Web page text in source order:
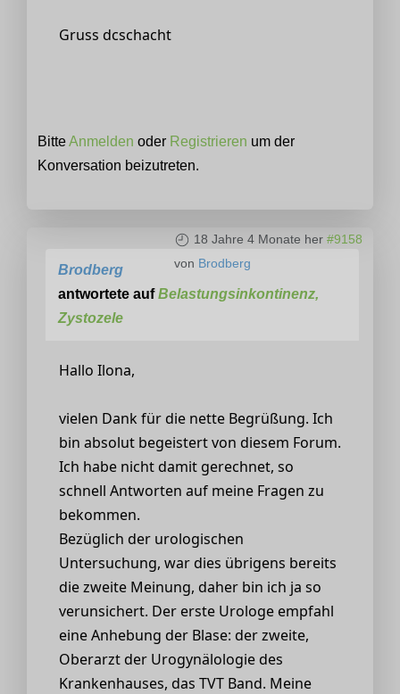
Gruss dcschacht
BitteAnmelden oder Registrieren um der
Konversation beizutreten.
18 Jahre 4 Monate her #9158
von Brodberg
Brodberg
antwortete aufBelastungsinkontinenz,
Zystozele
Hallo Ilona,
vielen Dank für die nette Begrüßung. Ich
bin absolut begeistert von diesem Forum.
Ich habe nicht damit gerechnet, so
schnell Antworten auf meine Fragen zu
bekommen.
Bezüglich der urologischen
Untersuchung, war dies übrigens bereits
die zweite Meinung, daher bin ich ja so
verunsichert. Der erste Urologe empfahl
eine Anhebung der Blase: der zweite,
Oberarzt der Urogynälologie des
Krankenhauses, das TVT Band. Meine